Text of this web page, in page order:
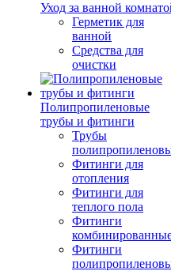
Уход за ванной
Герметик для
ванной
Средства для
очистки
Полипропиленовые
трубы и фитинги
Трубы
Фитинги для
отопления
Фитинги для
теплого пола
Фитинги
Фитинги